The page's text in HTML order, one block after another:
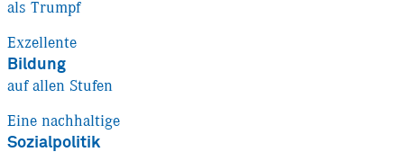
als Trumpf
Exzellente
Bildung
auf allen Stufen
Eine nachhaltige
Sozialpolitik